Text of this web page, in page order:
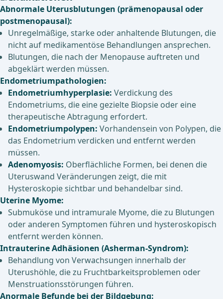
Abnormale Uterusblutungen (prämenopausal oder
postmenopausal):
Unregelmäßige, starke oder anhaltende Blutungen, die
nicht auf medikamentöse Behandlungen ansprechen.
Blutungen, die nach der Menopause auftreten und
abgeklärt werden müssen.
Endometriumpathologien:
Endometriumhyperplasie: Verdickung des
Endometriums, die eine gezielte Biopsie oder eine
therapeutische Abtragung erfordert.
Endometriumpolypen: Vorhandensein von Polypen, die
das Endometrium verdicken und entfernt werden
müssen.
Adenomyosis: Oberflächliche Formen, bei denen die
Uteruswand Veränderungen zeigt, die mit
Hysteroskopie sichtbar und behandelbar sind.
Uterine Myome:
Submuköse und intramurale Myome, die zu Blutungen
oder anderen Symptomen führen und hysteroskopisch
entfernt werden können.
Intrauterine Adhäsionen (Asherman-Syndrom):
Behandlung von Verwachsungen innerhalb der
Uterushöhle, die zu Fruchtbarkeitsproblemen oder
Menstruationsstörungen führen.
Anormale Befunde bei der Bildgebung: